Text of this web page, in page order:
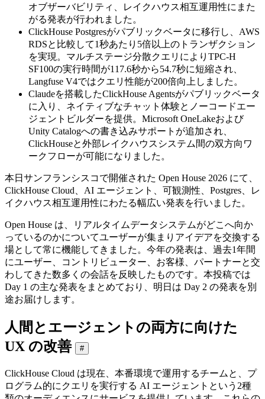
オブザーバビリティ、レイクハウス相互運用性にまた
がる発表が行われました。
ClickHouse Postgresがパブリックベータに移行し、AWS
RDSと比較して1秒あたり5倍以上のトランザクション
を実現。マルチステージ分散クエリによりTPC-H
SF100の実行時間が117.6秒から54.7秒に短縮され、
Langfuse V4ではクエリ性能が200倍向上しました。
Claudeを搭載したClickHouse Agentsがパブリックベータ
に入り、ネイティブなチャット体験とノーコードエー
ジェントビルダーを提供。Microsoft OneLakeおよび
Unity Catalogへの書き込みサポートが追加され、
ClickHouseと外部レイクハウスシステム間の双方向ワ
ークフローが可能になりました。
本日サンフランシスコで開催された Open House 2026 にて、
ClickHouse Cloud、AI エージェント、可観測性、Postgres、レ
イクハウス相互運用性にわたる幅広い発表を行いました。
Open House は、リアルタイムデータシステムがどこへ向か
っているのかについてユーザーが集まりアイデアを交換する
場として常に機能してきました。今年の発表は、過去1年間
にユーザー、コントリビューター、お客様、パートナーと交
わしてきた数多くの会話を反映したものです。本投稿では
Day 1 の主な発表をまとめており、明日は Day 2 の発表を別
途お届けします。
人間とエージェントの両方に向けた
UX の改善
#
ClickHouse Cloud は現在、本番環境で運用するチームと、プ
ログラム的にクエリを実行する AI エージェントという2種